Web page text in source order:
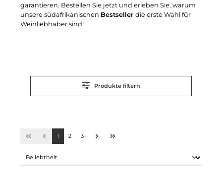
garantieren. Bestellen Sie jetzt und erleben Sie, warum
unsere südafrikanischen Bestseller die erste Wahl für
Weinliebhaber sind!
Produkte filtern
1 2 3